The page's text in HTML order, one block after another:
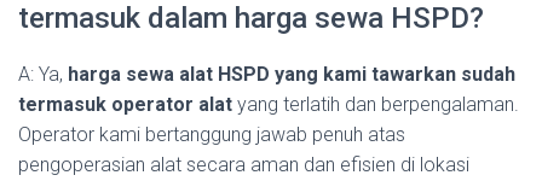
termasuk dalam harga sewa HSPD?
A: Ya, harga sewa alat HSPD yang kami tawarkan sudah
termasuk operator alat yang terlatih dan berpengalaman.
Operator kami bertanggung jawab penuh atas
pengoperasian alat secara aman dan efisien di lokasi